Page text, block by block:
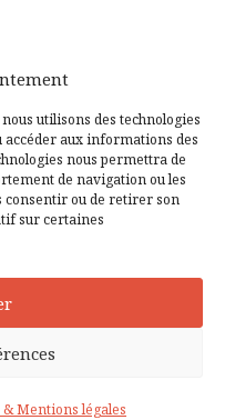
utilisons des technologies
accéder aux informations des
nous permettra de
de navigation ou les
consentir ou de retirer son
sur certaines
Mentions légales